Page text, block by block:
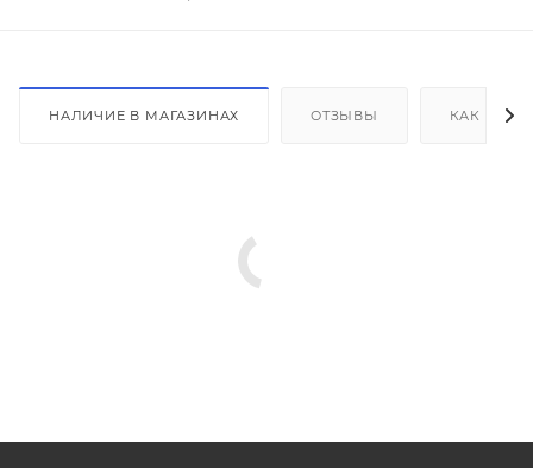
НАЛИЧИЕ В МАГАЗИНАХ ОТЗЫВЫ КАК